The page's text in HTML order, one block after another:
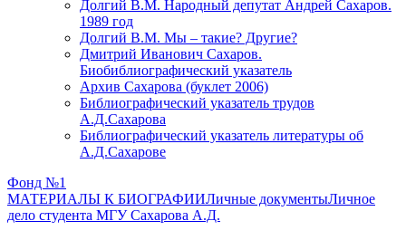
Долгий В.М. Народный депутат Андрей Сахаров.
1989 год
Долгий В.М. Мы – такие? Другие?
Дмитрий Иванович Сахаров.
Биобиблиографический указатель
Архив Сахарова (буклет 2006)
Библиографический указатель трудов
А.Д.Сахарова
Библиографический указатель литературы об
А.Д.Сахарове
Фонд №1
МАТЕРИАЛЫ К БИОГРАФИИЛичные документыЛичное
дело студента МГУ Сахарова А.Д.